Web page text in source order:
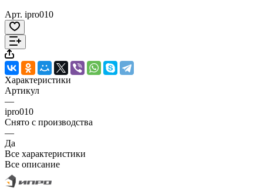
Арт. ipro010
Характеристики
Артикул
—
ipro010
Снято с производства
—
Да
Все характеристики
Все описание